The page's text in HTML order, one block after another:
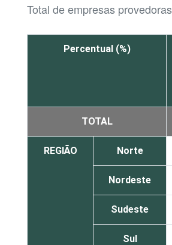
Total de empresas provedoras
Percentual (%)
TOTAL
REGIÃO Norte
Nordeste
Sudeste
Sul